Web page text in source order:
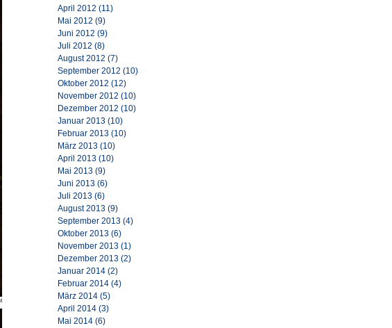
April 2012 (11)
Mai 2012 (9)
Juni 2012 (9)
Juli 2012 (8)
August 2012 (7)
September 2012 (10)
Oktober 2012 (12)
November 2012 (10)
Dezember 2012 (10)
Januar 2013 (10)
Februar 2013 (10)
März 2013 (10)
April 2013 (10)
Mai 2013 (9)
Juni 2013 (6)
Juli 2013 (6)
August 2013 (9)
September 2013 (4)
Oktober 2013 (6)
November 2013 (1)
Dezember 2013 (2)
Januar 2014 (2)
Februar 2014 (4)
März 2014 (5)
April 2014 (3)
Mai 2014 (6)